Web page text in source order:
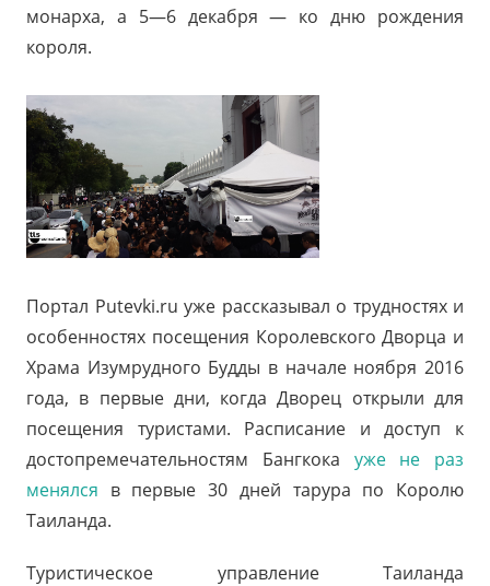
монарха, а 5—6 декабря — ко дню рождения
короля.
Портал Putevki.ru уже рассказывал о трудностях и
особенностях посещения Королевского Дворца и
Храма Изумрудного Будды в начале ноября 2016
года, в первые дни, когда Дворец открыли для
посещения туристами. Расписание и доступ к
достопремечательностям Бангкока уже не раз
менялся в первые 30 дней тарура по Королю
Таиланда.
Туристическое управление Таиланда